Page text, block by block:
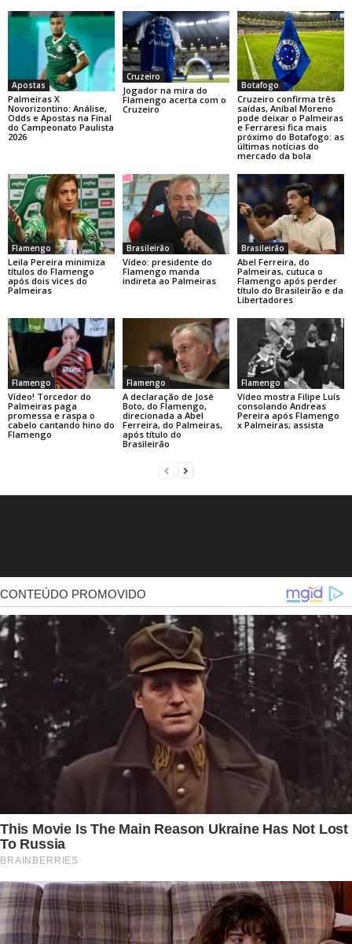
Apostas
Palmeiras X
Novorizontino: Análise,
Odds e Apostas na Final
do Campeonato Paulista
2026
Cruzeiro
Jogador na mira do
Flamengo acerta com o
Cruzeiro
Botafogo
Cruzeiro confirma três
saídas, Aníbal Moreno
pode deixar o Palmeiras
e Ferraresi fica mais
próximo do Botafogo: as
últimas notícias do
mercado da bola
Flamengo
Leila Pereira minimiza
títulos do Flamengo
após dois vices do
Palmeiras
Brasileirão
Vídeo: presidente do
Flamengo manda
indireta ao Palmeiras
Brasileirão
Abel Ferreira, do
Palmeiras, cutuca o
Flamengo após perder
título do Brasileirão e da
Libertadores
Flamengo
Vídeo! Torcedor do
Palmeiras paga
promessa e raspa o
cabelo cantando hino do
Flamengo
Flamengo
A declaração de José
Boto, do Flamengo,
direcionada a Abel
Ferreira, do Palmeiras,
após título do
Brasileirão
Flamengo
Vídeo mostra Filipe Luís
consolando Andreas
Pereira após Flamengo
x Palmeiras; assista